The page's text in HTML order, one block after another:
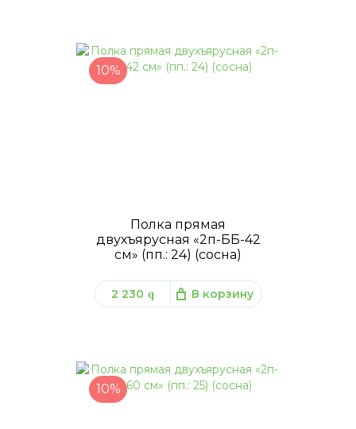
10%
Полка прямая
двухъярусная «2п-ББ-42
см» (пп.: 24) (сосна)
2 230 q В корзину
10%